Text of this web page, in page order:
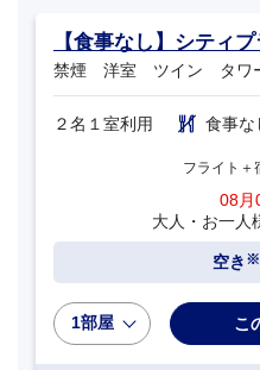
【食事なし】シティ
禁煙 洋室 ツイン タワ
２名１室利用 食事な
フライト＋
08月
大人・お一人
空き ※
1部屋